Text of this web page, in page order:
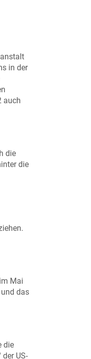
in der
auch
die
die
Mai
das
die
US-